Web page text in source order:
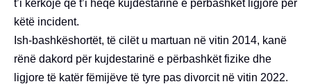
t’i kërkojë që t’i heqë kujdestarinë e përbashkët ligjore për
këtë incident.
Ish-bashkëshortët, të cilët u martuan në vitin 2014, kanë
rënë dakord për kujdestarinë e përbashkët fizike dhe
ligjore të katër fëmijëve të tyre pas divorcit në vitin 2022.